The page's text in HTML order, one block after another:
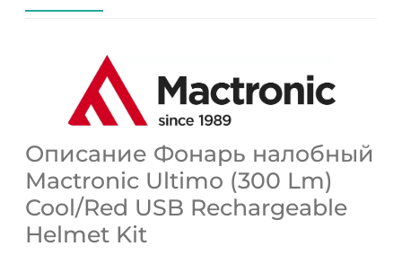
Описание Фонарь налобный
Mactronic Ultimo (300 Lm)
Cool/Red USB Rechargeable
Helmet Kit